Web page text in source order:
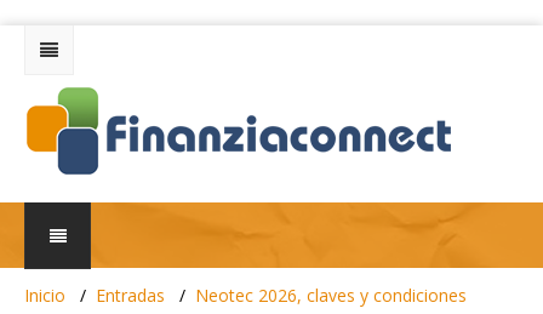
Inicio Entradas Neotec 2026, claves y condiciones